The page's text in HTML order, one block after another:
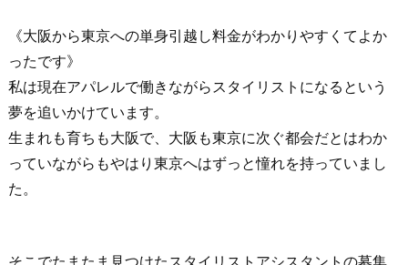
《大阪から東京への単身引越し料金がわかりやすくてよか
ったです》
私は現在アパレルで働きながらスタイリストになるという
夢を追いかけています。
生まれも育ちも大阪で、大阪も東京に次ぐ都会だとはわか
っていながらもやはり東京へはずっと憧れを持っていまし
た。
そこでたまたま見つけたスタイリストアシスタントの募集